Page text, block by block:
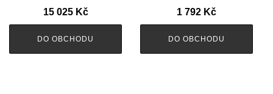
15 025 Kč
DO OBCHODU
1 792 Kč
DO OBCHODU